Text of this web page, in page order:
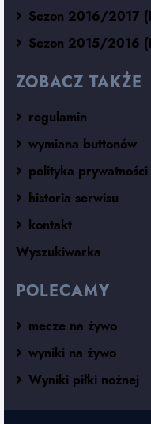
Sezon 2016/2017
Sezon 2015/2016
ZOBACZ TAKŻE
regulamin
wymiana buttonów
polityka prywatności
historia serwisu
kontakt
Wyszukiwarka
POLECAMY
mecze na żywo
wyniki na żywo
Wyniki piłki nożnej